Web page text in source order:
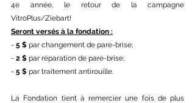
4e année, le retour de la campagne
VitroPlus/Ziebart!
Seront versés à la fondation :
- 5 $ par changement de pare-brise;
- 2 $ par réparation de pare-brise;
- 5 $ par traitement antirouille.
La Fondation tient à remercier une fois de plus